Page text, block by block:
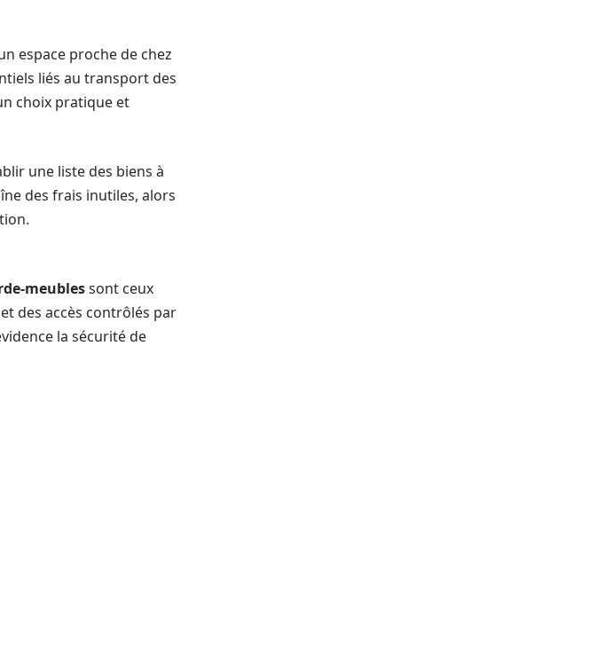
espace proche de chez
liés au transport des
choix pratique et
une liste des biens à
des frais inutiles, alors
meublessont ceux
des accès contrôlés par
la sécurité de